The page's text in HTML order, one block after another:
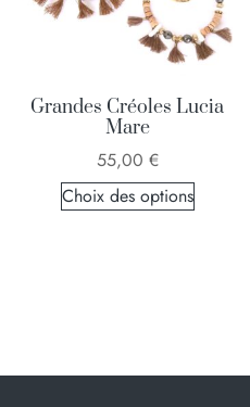
Grandes Créoles Lucia
Mare
55,00 €
Choix des options